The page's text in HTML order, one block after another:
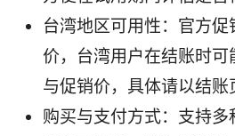
台湾地区可用性：官方
价，台湾用户在结账时可
与促销价，具体请以结账
购买与支付方式：支持